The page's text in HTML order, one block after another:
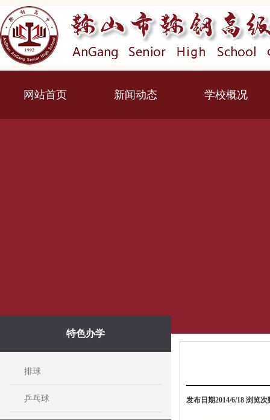
网站首页 新闻动态 学校概况
特色办学
排球
乒乓球 发布日期2014/6/18 浏览次